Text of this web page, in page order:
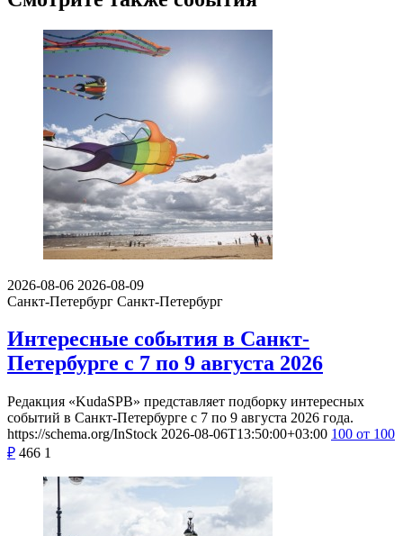
2026-08-06 2026-08-09
Санкт-Петербург Санкт-Петербург
Интересные события в Санкт-
Петербурге с 7 по 9 августа 2026
Редакция «KudaSPB» представляет подборку интересных
событий в Санкт-Петербурге с 7 по 9 августа 2026 года.
https://schema.org/InStock 2026-08-06T13:50:00+03:00 100 от 100
₽ 466 1